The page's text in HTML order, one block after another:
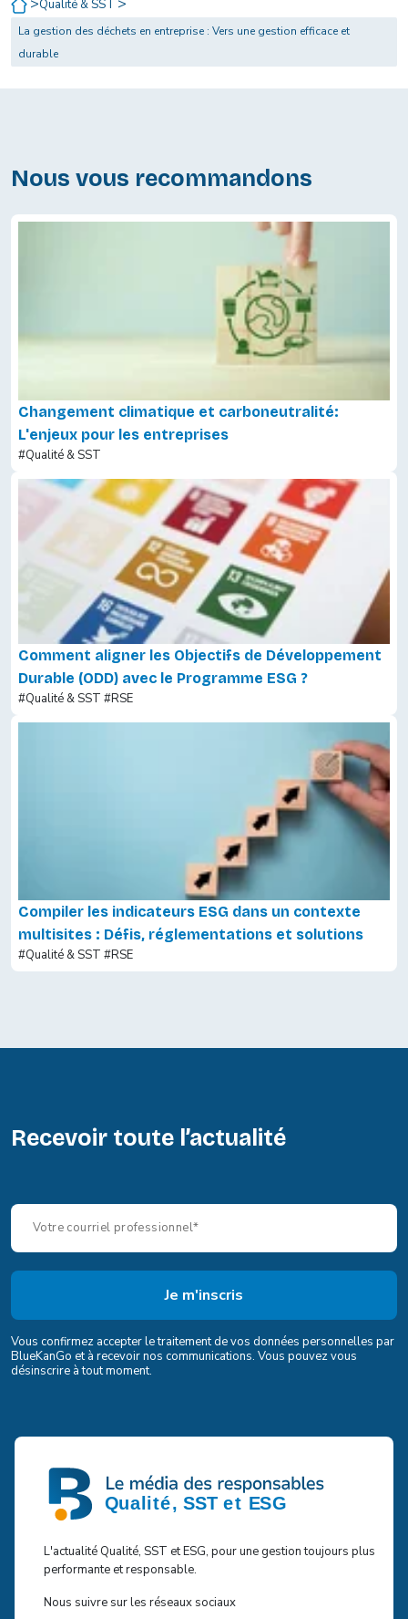
Qualité & SST
La gestion des déchets en entreprise : Vers une gestion efficace et
durable
Nous vous recommandons
Changement climatique et carboneutralité:
L'enjeux pour les entreprises
#Qualité & SST
Comment aligner les Objectifs de Développement
Durable (ODD) avec le Programme ESG ?
#Qualité & SST #RSE
Compiler les indicateurs ESG dans un contexte
multisites : Défis, réglementations et solutions
#Qualité & SST #RSE
Recevoir toute l’actualité
Vous confirmez accepter le traitement de vos données personnelles par
BlueKanGo et à recevoir nos communications. Vous pouvez vous
désinscrire à tout moment.
L'actualité Qualité, SST et ESG, pour une gestion toujours plus
performante et responsable.
Nous suivre sur les réseaux sociaux